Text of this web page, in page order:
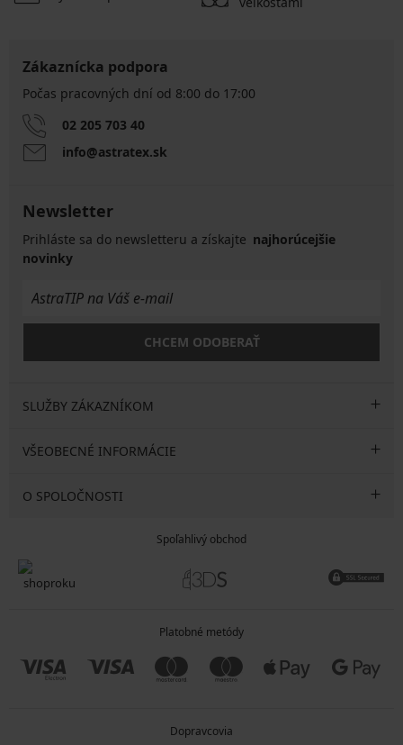
Zákaznícka podpora
Počas pracovných dní od 8:00 do 17:00
02 205 703 40
info@astratex.sk
Newsletter
Prihláste sa do newsletteru a získajte najhorúcejšie
novinky
CHCEM ODOBERAŤ
SLUŽBY ZÁKAZNÍKOM
VŠEOBECNÉ INFORMÁCIE
O SPOLOČNOSTI
Spoľahlivý obchod
Platobné metódy
Dopravcovia